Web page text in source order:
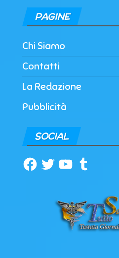
PAGINE
Chi Siamo
Contatti
La Redazione
Pubblicità
SOCIAL
Facebook
TwitterYouTubeTumblr